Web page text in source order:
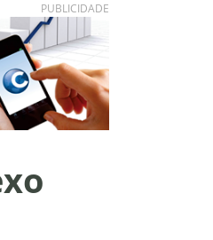
PUBLICIDADE